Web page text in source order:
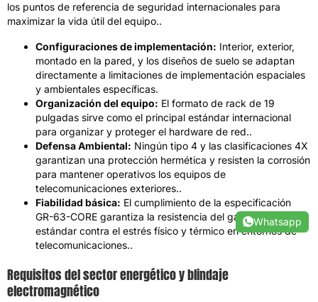
los puntos de referencia de seguridad internacionales para
maximizar la vida útil del equipo..
Configuraciones de implementación: Interior, exterior,
montado en la pared, y los diseños de suelo se adaptan
directamente a limitaciones de implementación espaciales
y ambientales específicas.
Organización del equipo: El formato de rack de 19
pulgadas sirve como el principal estándar internacional
para organizar y proteger el hardware de red..
Defensa Ambiental: Ningún tipo 4 y las clasificaciones 4X
garantizan una protección hermética y resisten la corrosión
para mantener operativos los equipos de
telecomunicaciones exteriores..
Fiabilidad básica: El cumplimiento de la especificación
GR-63-CORE garantiza la resistencia del gabinete
estándar contra el estrés físico y térmico en entornos de
telecomunicaciones..
Requisitos del sector energético y blindaje
electromagnético
Whatsapp